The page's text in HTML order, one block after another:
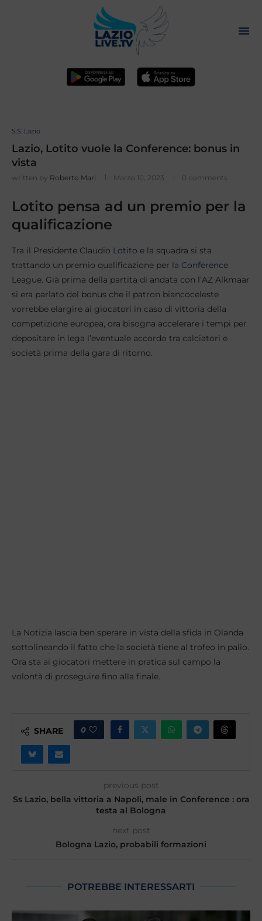
S.S. Lazio
Lazio, Lotito vuole la Conference: bonus in
vista
written by Roberto Mari Marzo 10, 2023 0 comments
Lotito pensa ad un premio per la
qualificazione
Tra il Presidente Claudio Lotito e la squadra si sta
trattando un premio qualificazione per la Conference
League. Già prima della partita di andata con l’AZ Alkmaar
si era parlato del bonus che il patron biancoceleste
vorrebbe elargire ai giocatori in caso di vittoria della
competizione europea, ora bisogna accelerare i tempi per
depositare in lega l’eventuale accordo tra calciatori e
società prima della gara di ritorno.
La Notizia lascia ben sperare in vista della sfida in Olanda
sottolineando il fatto che la società tiene al trofeo in palio.
Ora sta ai giocatori mettere in pratica sul campo la
volontà di proseguire fino alla finale.
SHARE 0
previous post
Ss Lazio, bella vittoria a Napoli, male in Conference : ora
testa al Bologna
next post
Bologna Lazio, probabili formazioni
POTREBBE INTERESSARTI